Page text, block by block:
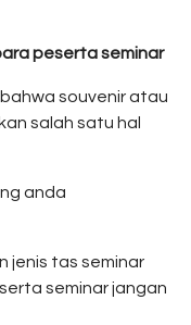
peserta seminar
souvenir atau
salah satu hal
anda
jenis tas seminar
seminar jangan